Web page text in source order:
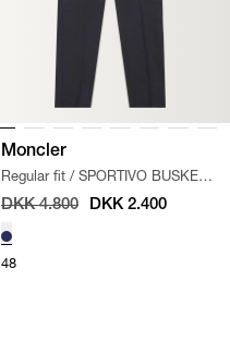
Moncler
Regular fit / SPORTIVO BUSKER
NAVY
DKK 4.800 DKK 2.400
48